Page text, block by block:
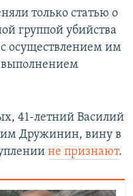
только статью о
группой убийства
осуществлением им
выполнением
41-летний Василий
Дружинин, вину в
не признают.